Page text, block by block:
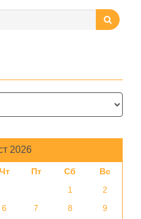
2026
Чт Пт Сб
Вс
1
2
6 7 8
9